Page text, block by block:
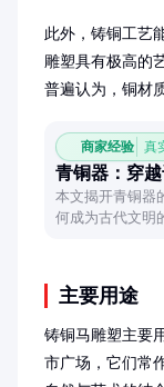
此外，铸铜工艺
雕塑具有极高的
普遍认为，铜材
商家经验 真
青铜器：穿
本文揭开青铜器
何成为古代文明
主要用途
铸铜马雕塑主要
市广场，它们常